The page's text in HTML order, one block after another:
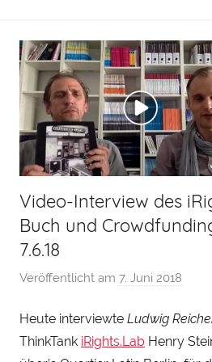
Video-Interview des
Buch und
7.6.18
Veröffentlicht am 7. Juni 2018
n
H
Heute interviewte Ludwig
ThinkTank iRights.Lab Henry